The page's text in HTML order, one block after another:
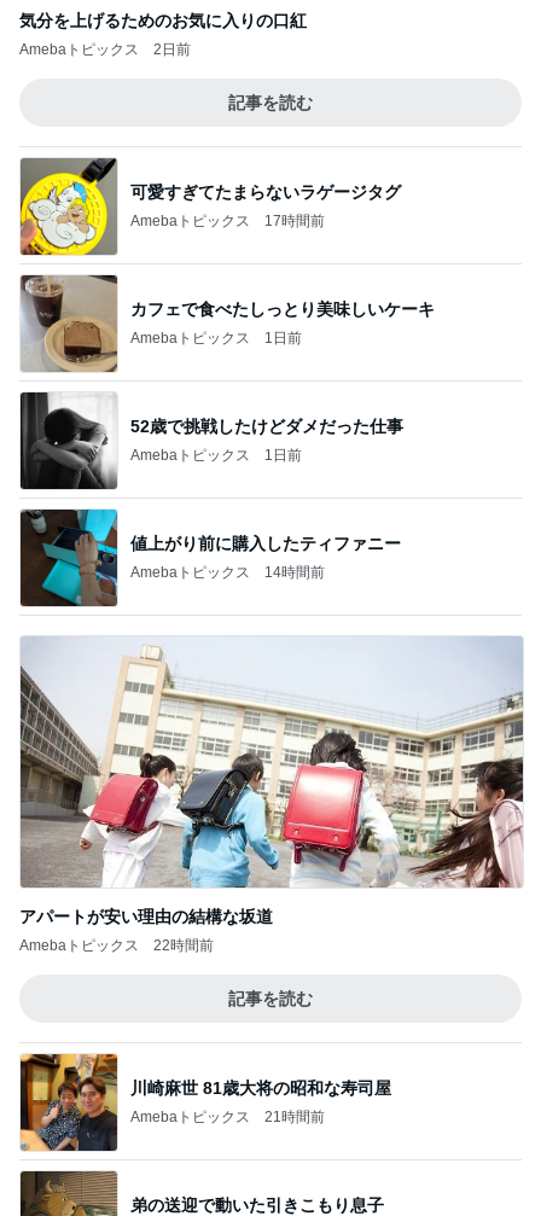
気分を上げるためのお気に入りの口紅
Amebaトピックス 2日前
記事を読む
可愛すぎてたまらないラゲージタグ
Amebaトピックス 17時間前
カフェで食べたしっとり美味しいケーキ
Amebaトピックス 1日前
52歳で挑戦したけどダメだった仕事
Amebaトピックス 1日前
値上がり前に購入したティファニー
Amebaトピックス 14時間前
アパートが安い理由の結構な坂道
Amebaトピックス 22時間前
記事を読む
川崎麻世 81歳大将の昭和な寿司屋
Amebaトピックス 21時間前
弟の送迎で動いた引きこもり息子